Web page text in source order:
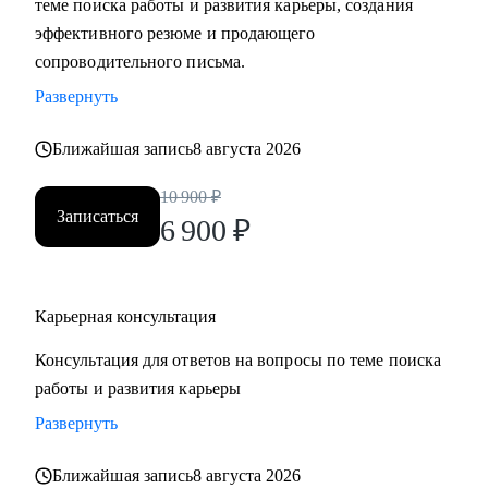
• Составить «продающее» резюме (самостоятельно
формата
• Выбрать между несколькими предложениями о работе и
Кому могу помочь:
Руководителям и специалистам из сфер производства, с/х,
сервисов и из госструктур по функциям:
• Административный блок (финансы, юриспруденция, HR,
ОТиТБ, СБ, ПТО, АХО, GR, секретариат, сметно-
договорная работа)
• Производственно-технический блок, строительство
теме поиска работы и развития карьеры, создания
эффективного резюме и продающего
сопроводительного письма.
Развернуть
Ближайшая запись8 августа 2026
Записаться
10 900 ₽
6 900 ₽
Карьерная консультация
Консультация для ответов на вопросы по теме поиска
работы и развития карьеры
Развернуть
Ближайшая запись8 августа 2026